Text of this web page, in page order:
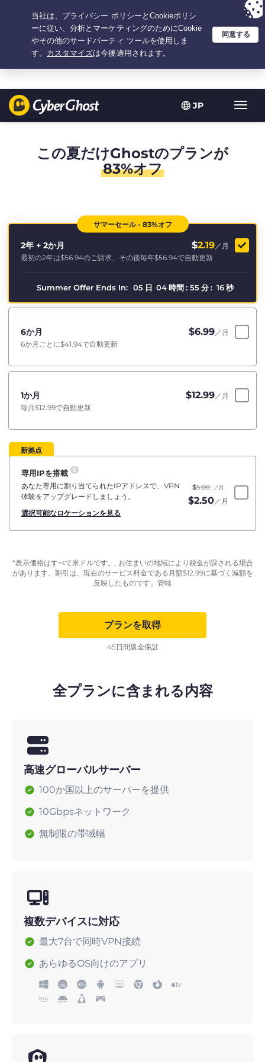
JP
ト
グ
選択プラン：2.1666666666667年間 $ 2.19 /月の 大特価
この夏だけGhostのプランが
83%オフ
サマーセール - 83%オフ
2年 + 2か月 $2.19 ／月
最初の2年は$56.94のご請求、その後毎年$56.94で自動更新
Summer Offer Ends In: 05 日 04 時間 : 55 分 : 16 秒
6か月 $6.99 ／月
6か月ごとに$41.94で自動更新
1か月 $12.99 ／月
毎月$12.99で自動更新
新拠点
専用IPを搭載
あなた専用に割り当てられたIPアドレスで、VPN
体験をアップグレードしましょう。
選択可能なロケーションを見る
$5.00 ／月
$2.50 ／月
*表示価格はすべて米ドルです。. お住まいの地域により税金が課される場合
があります。割引は、現在のサービス料金である月額$12.99に基づく減額を
反映したものです。管轄
プランを取得
45日間返金保証
全プランに含まれる内容
高速グローバルサーバー
100か国以上のサーバーを提供
10Gbpsネットワーク
無制限の帯域幅
複数デバイスに対応
最大7台で同時VPN接続
あらゆるOS向けのアプリ